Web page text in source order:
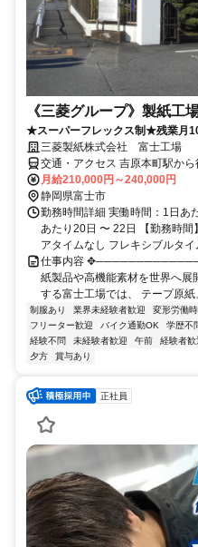
《三菱グループ》製紙工
★スーパーフレックス制★残業月
三菱製紙株式会社 富士工場
交通・アクセス 吉原本町駅か
月給210,000円～240,000円
静岡県富士市
勤務時間詳細 実働時間：1日あ
あたり20日 〜 22日 【勤務時
アタイムなし フレキシブルタ
仕事内容
紙製品や高機能素材を世界へ展
する富士工場では、 テープ原
制服あり 業界未経験者歓迎 変形労働
フリーター歓迎
バイク通勤OK 学歴不
経験不問
未経験者歓迎 午前 経験者歓
夕方
賞与あり
正社員